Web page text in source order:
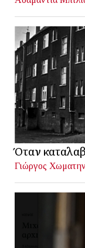
Όταν
Γιώργος